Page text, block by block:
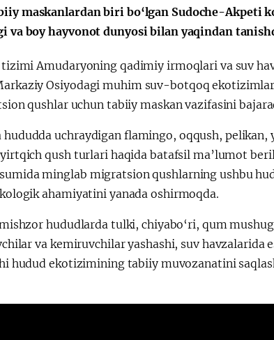
maskanlardan biri bo‘lgan Sudoche-Akpeti
boy hayvonot dunyosi bilan yaqindan
tizimi Amudaryoning qadimiy irmoqlari va suv
Osiyodagi muhim suv-botqoq
qushlar uchun tabiiy maskan vazifasini
uchraydigan flamingo, oqqush, pelikan,
qush turlari haqida batafsil ma’lumot
minglab migratsion qushlarning ushbu
ahamiyatini yanada oshirmoqda.
hududlarda tulki, chiyabo‘ri, qum
va kemiruvchilar yashashi, suv havzalarida
hudud ekotizimining tabiiy muvozanatini